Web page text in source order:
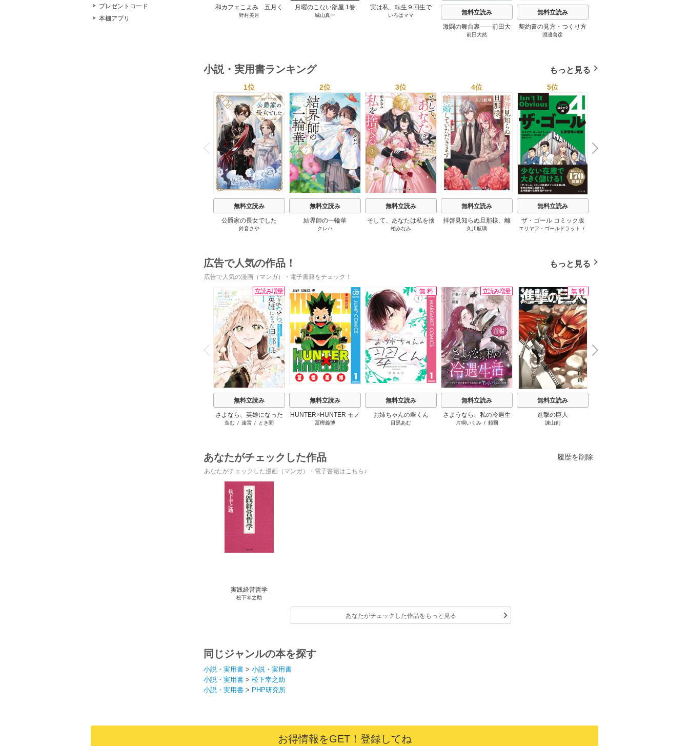
プレゼントコード
本棚アプリ
和カフェこよみ 五月く
んの夏のおもてなし 1巻
野村美月
月曜のこない部屋 1巻
城山真一
実は私、転生９回生で
す マンガ 私の前世物
いろはママ
無料立読み
激闘の舞台裏――前田大
然が見たワールドカップ
前田大然
無料立読み
契約書の見方・つくり方
＜第３版＞ 1巻
淵邊善彦
小説・実用書ランキング もっと見る
P
r
e
v
i
o
u
s
1位
無料立読み
公爵家の長女でした
鈴音さや
2位
無料立読み
結界師の一輪華
クレハ
3位
無料立読み
そして、あなたは私を捨
てる
柏みなみ
4位
無料立読み
拝啓見知らぬ旦那様、離
婚していただきます
久川航璃
5位
無料立読み
ザ・ゴール コミック版
エリヤフ・ゴールドラット
/
N
e
x
t
広告で人気の作品！ もっと見る
広告で人気の漫画（マンガ）・電子書籍をチェック！
P
r
e
v
i
o
u
s
立読み増量
無料立読み
さよなら、英雄になった
旦那様 ～ただ祈るだけ
進む / 遠雷 / とき間
無料立読み
HUNTER×HUNTER モノ
クロ版
冨樫義博
無料
無料立読み
お姉ちゃんの翠くん
目黒あむ
立読み増量
無料立読み
さようなら、私の冷遇生
活 ～パーティーで声をか
片桐いくみ/ 頼爾
無料
無料立読み
進撃の巨人
諫山創
N
e
x
t
あなたがチェックした作品 履歴を削除
あなたがチェックした漫画（マンガ）・電子書籍はこちら♪
実践経営哲学
松下幸之助
あなたがチェックした作品をもっと見る
同じジャンルの本を探す
小説・実用書 > 小説・実用書
小説・実用書 > 松下幸之助
小説・実用書 > PHP研究所
お得情報をGET！登録してね